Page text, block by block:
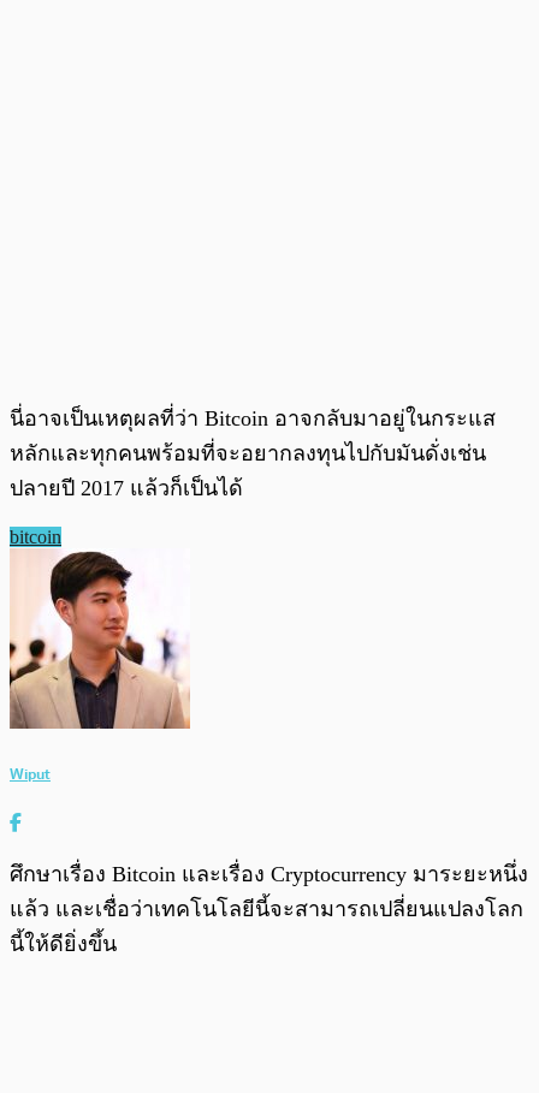
นี่อาจเป็นเหตุผลที่ว่า Bitcoin อาจกลับมาอยู่ในกระแส
หลักและทุกคนพร้อมที่จะอยากลงทุนไปกับมันดั่งเช่น
ปลายปี 2017 แล้วก็เป็นได้
bitcoin
Wiput
ศึกษาเรื่อง Bitcoin และเรื่อง Cryptocurrency มาระยะหนึ่ง
แล้ว และเชื่อว่าเทคโนโลยีนี้จะสามารถเปลี่ยนแปลงโลก
นี้ให้ดียิ่งขึ้น